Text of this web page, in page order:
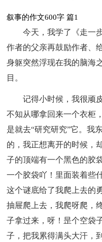
叙事的作文600字 篇1
今天，我学了《走一
作者的父亲再鼓励作者、
身躯突然浮现在我的脑海
目。
记得小时候，我很顽
不知从哪拿回来一个衣柜
是就去“研究研究”它。我
的，我正想离开的时候，
子的顶端有一个黑色的胶
一个胶袋吖！里面装着些
这个谜底给了我爬上去的
抽屉爬上去，我爬呀爬，
子拿过来，呀！昰个空袋
子，把我累得满头大汗，